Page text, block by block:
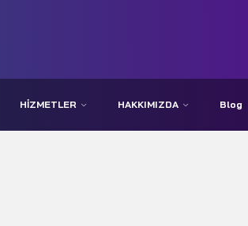
HIZMETLER HAKKIMIZDA Blog